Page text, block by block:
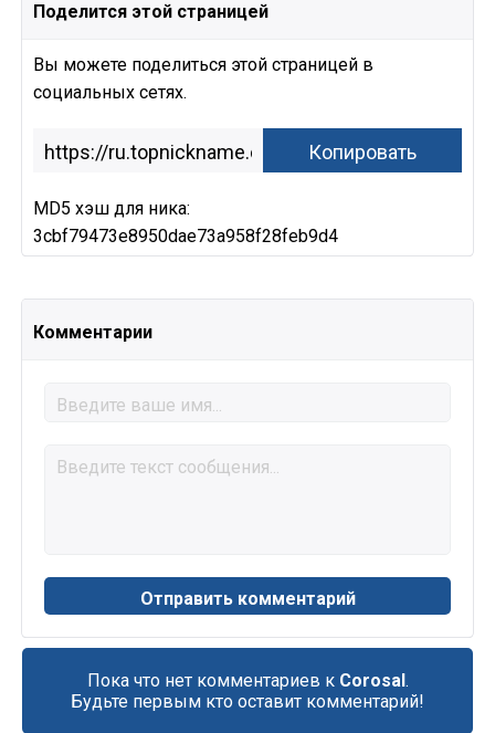
Поделится этой страницей
Вы можете поделиться этой страницей в
социальных сетях.
MD5 хэш для ника:
3cbf79473e8950dae73a958f28feb9d4
Комментарии
Пока что нет комментариев к Corosal.
Будьте первым кто оставит комментарий!